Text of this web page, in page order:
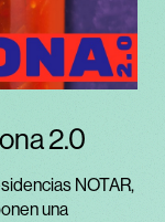
2.0
NOTAR,
una